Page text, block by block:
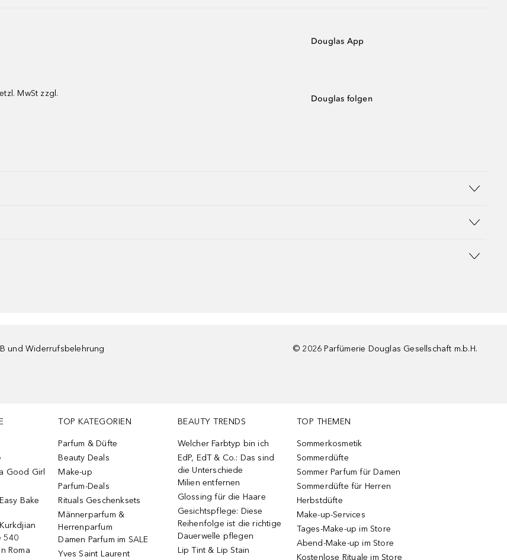
MwSt zzgl.
Douglas App
Douglas folgen
und Widerrufsbelehrung
© 2026 Parfümerie Douglas Gesellschaft m.b.H.
Good Girl
Bake
540
Roma
TOP KATEGORIEN
Parfum & Düfte
Beauty Deals
Make-up
Parfum-Deals
Rituals Geschenksets
Männerparfum &
Herrenparfum
Damen Parfum im SALE
Yves Saint Laurent
BEAUTY TRENDS
Welcher Farbtyp bin ich
EdP, EdT & Co.: Das sind
die Unterschiede
Milien entfernen
Glossing für die Haare
Gesichtspflege: Diese
Reihenfolge ist die richtige
Dauerwelle pflegen
Lip Tint & Lip Stain
TOP THEMEN
Sommerkosmetik
Sommerdüfte
Sommer Parfum für Damen
Sommerdüfte für Herren
Herbstdüfte
Make-up-Services
Tages-Make-up im Store
Abend-Make-up im Store
Kostenlose Rituale im Store